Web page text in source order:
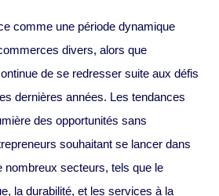
comme une période dynamique
divers, alors que
de se redresser suite aux défis
dernières années. Les tendances
des opportunités sans
souhaitant se lancer dans
nombreux secteurs, tels que le
la durabilité, et les services à la